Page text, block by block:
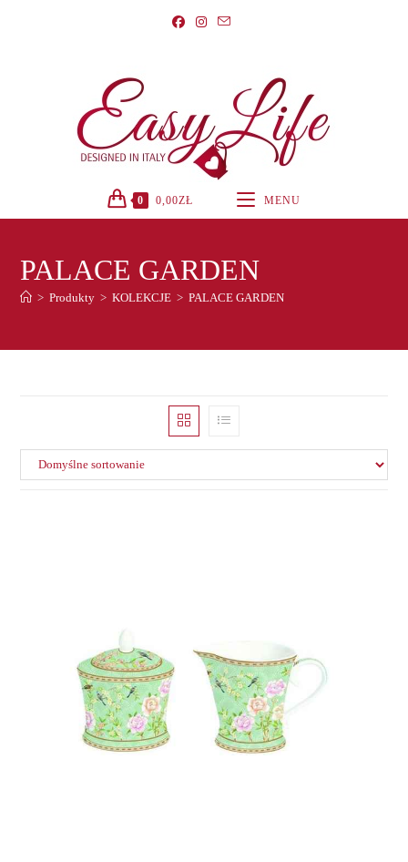
0 0,00ZŁ MENU
PALACE GARDEN
> Produkty > KOLEKCJE > PALACE GARDEN